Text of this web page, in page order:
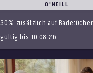
O'NEILL
30% zusätzlich auf Badetücher
gültig bis 10.08.26